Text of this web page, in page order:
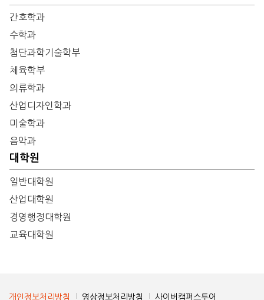
간호학과
수학과
첨단과학기술학부
체육학부
의류학과
산업디자인학과
미술학과
음악과
대학원
일반대학원
산업대학원
경영행정대학원
교육대학원
개인정보처리방침 영상정보처리방침 사이버캠퍼스투어